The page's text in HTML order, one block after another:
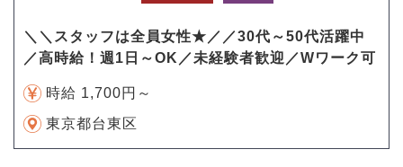
＼＼スタッフは全員女性★／／30代～50代活躍中
／高時給！週1日～OK／未経験者歓迎／Wワーク可
時給 1,700円～
東京都台東区